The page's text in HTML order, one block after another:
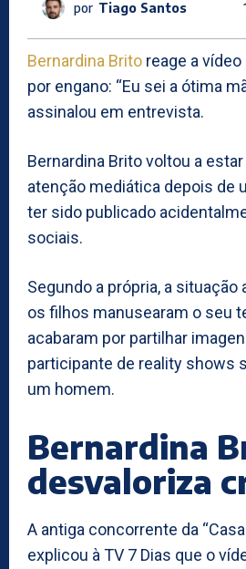
por Tiago Santos
Bernardina Brito reage a
por engano: “Eu sei a ótima
assinalou em entrevista.
Bernardina Brito voltou a
atenção mediática depois de
ter sido publicado
sociais.
Segundo a própria, a
os filhos manusearam o seu
acabaram por partilhar
participante de reality shows
um homem.
Bernardina
desvaloriza
A antiga concorrente da
explicou à TV 7 Dias que o